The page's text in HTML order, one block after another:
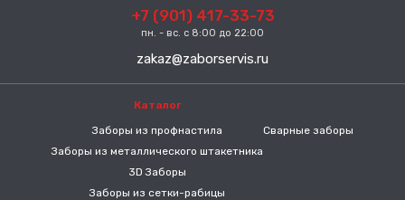
+7 (901) 417-33-73
пн. - вс. с 8:00 до 22:00
zakaz@zaborservis.ru
Каталог
Заборы из профнастила
Заборы из металлического штакетника
3D Заборы
Заборы из сетки-рабицы
Сварные заборы